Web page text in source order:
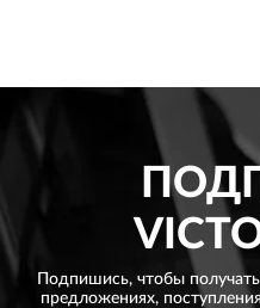
Подпишись, чтобы
предложениях,